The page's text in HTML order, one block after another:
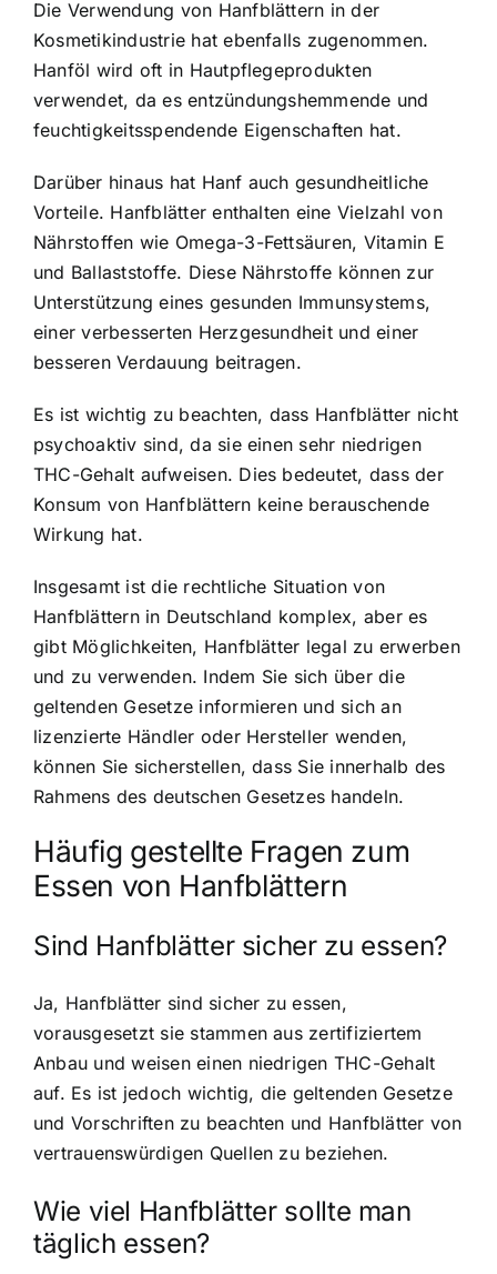
Die Verwendung von Hanfblättern in der
Kosmetikindustrie hat ebenfalls zugenommen.
Hanföl wird oft in Hautpflegeprodukten
verwendet, da es entzündungshemmende und
feuchtigkeitsspendende Eigenschaften hat.
Darüber hinaus hat Hanf auch gesundheitliche
Vorteile. Hanfblätter enthalten eine Vielzahl von
Nährstoffen wie Omega-3-Fettsäuren, Vitamin E
und Ballaststoffe. Diese Nährstoffe können zur
Unterstützung eines gesunden Immunsystems,
einer verbesserten Herzgesundheit und einer
besseren Verdauung beitragen.
Es ist wichtig zu beachten, dass Hanfblätter nicht
psychoaktiv sind, da sie einen sehr niedrigen
THC-Gehalt aufweisen. Dies bedeutet, dass der
Konsum von Hanfblättern keine berauschende
Wirkung hat.
Insgesamt ist die rechtliche Situation von
Hanfblättern in Deutschland komplex, aber es
gibt Möglichkeiten, Hanfblätter legal zu erwerben
und zu verwenden. Indem Sie sich über die
geltenden Gesetze informieren und sich an
lizenzierte Händler oder Hersteller wenden,
können Sie sicherstellen, dass Sie innerhalb des
Rahmens des deutschen Gesetzes handeln.
Häufig gestellte Fragen zum
Essen von Hanfblättern
Sind Hanfblätter sicher zu essen?
Ja, Hanfblätter sind sicher zu essen,
vorausgesetzt sie stammen aus zertifiziertem
Anbau und weisen einen niedrigen THC-Gehalt
auf. Es ist jedoch wichtig, die geltenden Gesetze
und Vorschriften zu beachten und Hanfblätter von
vertrauenswürdigen Quellen zu beziehen.
Wie viel Hanfblätter sollte man
täglich essen?